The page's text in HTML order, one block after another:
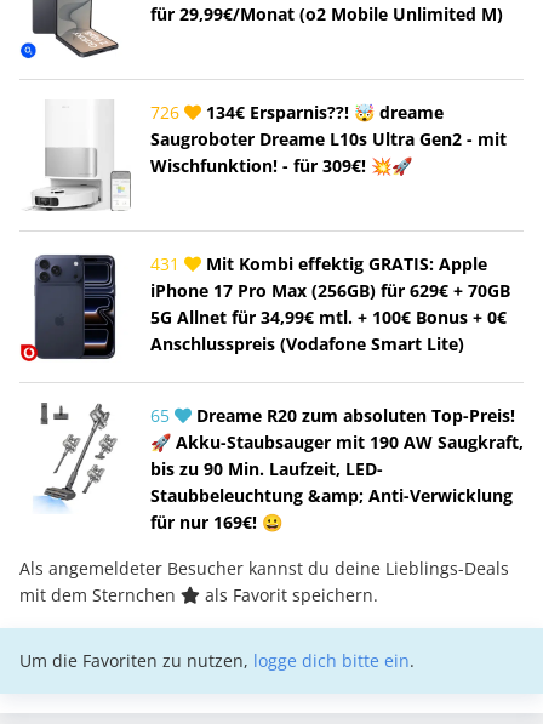
für 29,99€/Monat (o2 Mobile Unlimited M)
726
134€ Ersparnis??! 🤯 dreame
Saugroboter Dreame L10s Ultra Gen2 - mit
Wischfunktion! - für 309€! 💥🚀
431
Mit Kombi effektig GRATIS: Apple
iPhone 17 Pro Max (256GB) für 629€ + 70GB
5G Allnet für 34,99€ mtl. + 100€ Bonus + 0€
Anschlusspreis (Vodafone Smart Lite)
65
Dreame R20 zum absoluten Top-Preis!
🚀 Akku-Staubsauger mit 190 AW Saugkraft,
bis zu 90 Min. Laufzeit, LED-
Staubbeleuchtung &amp; Anti-Verwicklung
für nur 169€! 😀
Als angemeldeter Besucher kannst du deine Lieblings-Deals
mit dem Sternchen
als Favorit speichern.
Um die Favoriten zu nutzen, logge dich bitte ein.